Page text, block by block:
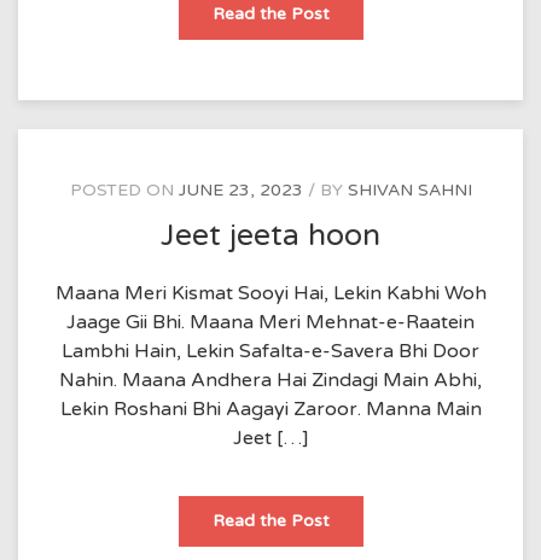
Read the Postजब
रास्ता
आए,
कोई
तेरे।
POSTED ON JUNE 23, 2023 BY SHIVAN SAHNI
Jeet jeeta hoon
Maana Meri Kismat Sooyi Hai, Lekin Kabhi Woh
Jaage Gii Bhi. Maana Meri Mehnat-e-Raatein
Lambhi Hain, Lekin Safalta-e-Savera Bhi Door
Nahin. Maana Andhera Hai Zindagi Main Abhi,
Lekin Roshani Bhi Aagayi Zaroor. Manna Main
Jeet […]
Read the PostJeet
hoon